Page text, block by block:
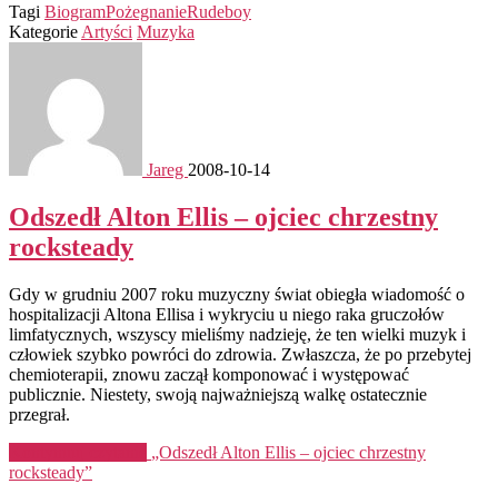
Tagi BiogramPożegnanieRudeboy
Kategorie Artyści Muzyka
Jareg 2008-10-14
Odszedł Alton Ellis – ojciec chrzestny
rocksteady
Gdy w grudniu 2007 roku muzyczny świat obiegła wiadomość o
hospitalizacji Altona Ellisa i wykryciu u niego raka gruczołów
limfatycznych, wszyscy mieliśmy nadzieję, że ten wielki muzyk i
człowiek szybko powróci do zdrowia. Zwłaszcza, że po przebytej
chemioterapii, znowu zaczął komponować i występować
publicznie. Niestety, swoją najważniejszą walkę ostatecznie
przegrał.
„Odszedł Alton Ellis – ojciec chrzestny
rocksteady”